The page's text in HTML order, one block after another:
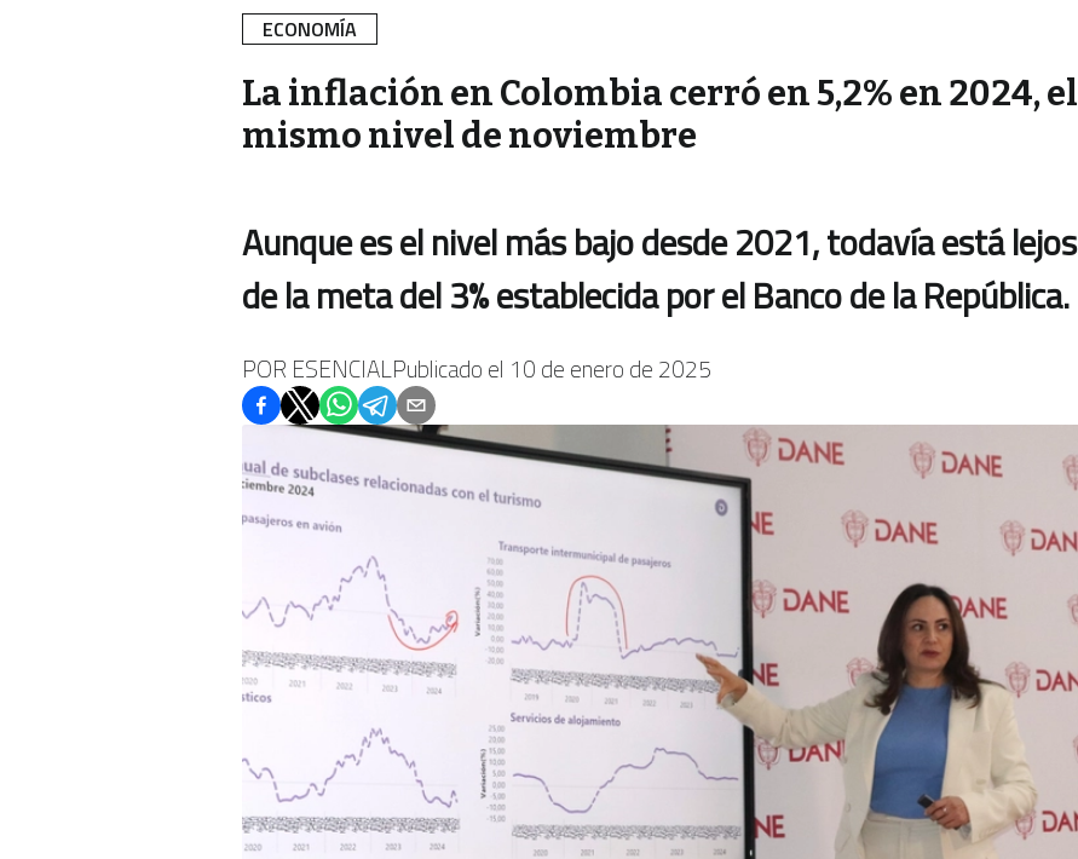
ECONOMÍA
La inflación en Colombia cerró en 5,2% en 2024, el
mismo nivel de noviembre
Aunque es el nivel más bajo desde 2021, todavía está lejos
de la meta del 3% establecida por el Banco de la República.
POR ESENCIALPublicado el 10 de enero de 2025